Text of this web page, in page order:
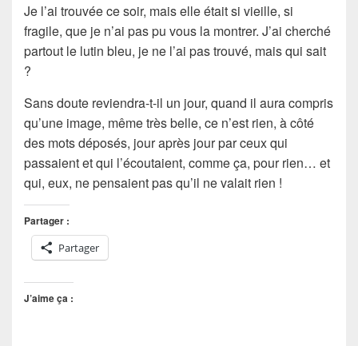
Je l’ai trouvée ce soir, mais elle était si vieille, si
fragile, que je n’ai pas pu vous la montrer. J’ai cherché
partout le lutin bleu, je ne l’ai pas trouvé, mais qui sait
?
Sans doute reviendra-t-il un jour, quand il aura compris
qu’une image, même très belle, ce n’est rien, à côté
des mots déposés, jour après jour par ceux qui
passaient et qui l’écoutaient, comme ça, pour rien… et
qui, eux, ne pensaient pas qu’il ne valait rien !
Partager :
Partager
J’aime ça :